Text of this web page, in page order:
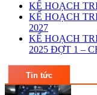
KẾ HOẠCH
KẾ HOẠCH
2027
KẾ HOẠCH
2025 ĐỢT 1 –
Tin tức